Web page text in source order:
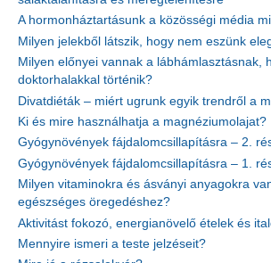
A hormonháztartásunk a közösségi média
Milyen jelekből látszik, hogy nem eszünk
Milyen előnyei vannak a lábhámlasztásnak,
doktorhalakkal történik?
Divatdiéták – miért ugrunk egyik trendről a
Ki és mire használhatja a magnéziumolajat?
Gyógynövények fájdalomcsillapításra – 2.
Gyógynövények fájdalomcsillapításra – 1.
Milyen vitaminokra és ásványi anyagokra
egészséges öregedéshez?
Aktivitást fokozó, energianövelő ételek és
Mennyire ismeri a teste jelzéseit?